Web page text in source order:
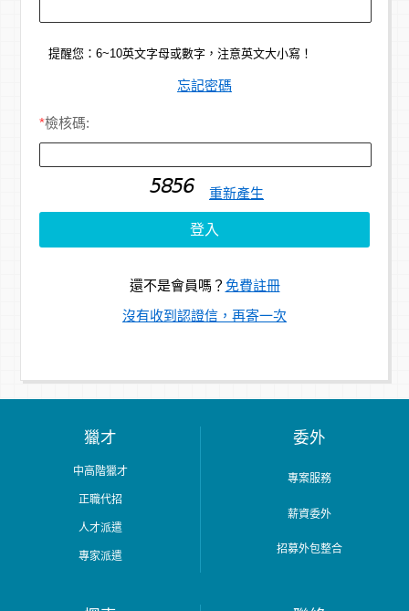
提醒您：6~10英文字母或數字，注意英文大小寫！
忘記密碼
*檢核碼:
重新產生
還不是會員嗎？ 免費註冊
沒有收到認證信，再寄一次
獵才
中高階獵才
正職代招
人才派遣
專家派遣
委外
專案服務
薪資委外
招募外包整合